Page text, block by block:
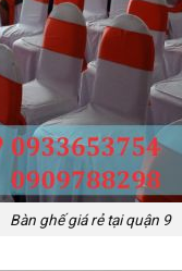
Bàn ghế giá rẻ tại quận 9